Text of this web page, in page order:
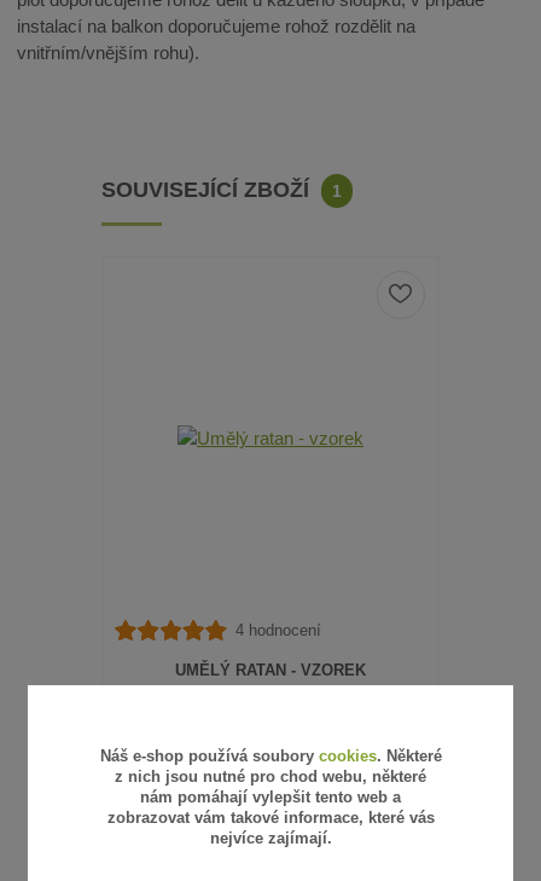
instalací na balkon doporučujeme rohož rozdělit na
vnitřním/vnějším rohu).
SOUVISEJÍCÍ ZBOŽÍ 1
4 hodnocení
UMĚLÝ RATAN - VZOREK
ZVOLIT VARIANTU
Náš e-shop používá soubory cookies. Některé
z nich jsou nutné pro chod webu, některé
nám pomáhají vylepšit tento web a
zobrazovat vám takové informace, které vás
nejvíce zajímají.